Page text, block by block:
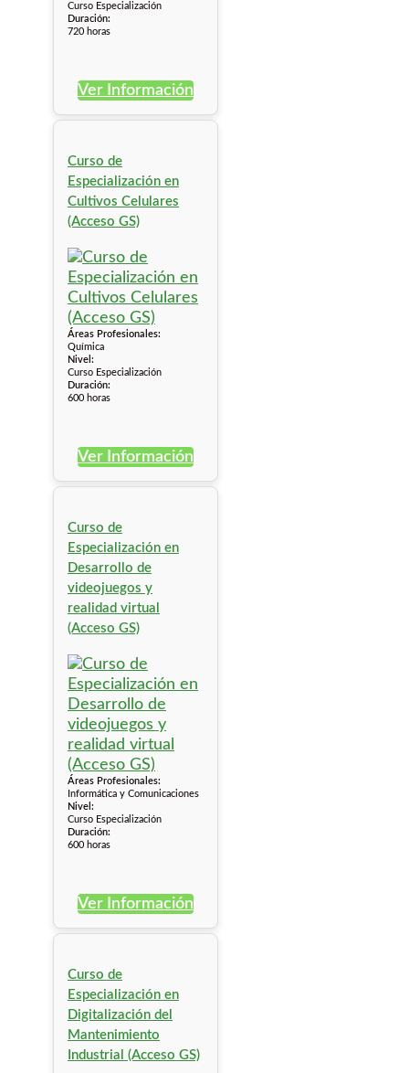
Curso Especialización
Duración:
720 horas
Ver Información
Curso de
Especialización en
Cultivos Celulares
(Acceso GS)
Áreas Profesionales:
Química
Nivel:
Curso Especialización
Duración:
600 horas
Ver Información
Curso de
Especialización en
Desarrollo de
videojuegos y
realidad virtual
(Acceso GS)
Áreas Profesionales:
Informática y Comunicaciones
Nivel:
Curso Especialización
Duración:
600 horas
Ver Información
Curso de
Especialización en
Digitalización del
Mantenimiento
Industrial (Acceso GS)